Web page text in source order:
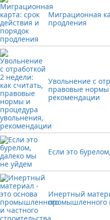
Миграционная
продления
Увольнение с
правовые нормы
рекомендации
Если это
Инертный
промышленного